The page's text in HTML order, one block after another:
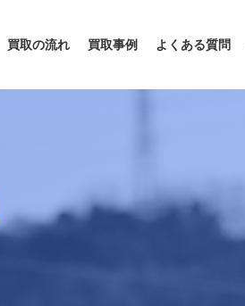
買取の流れ 買取事例 よくある質問